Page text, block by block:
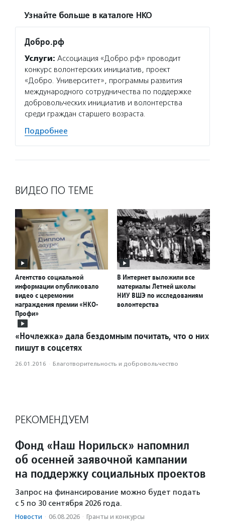
Узнайте больше в каталоге НКО
Добро.рф
Услуги: Ассоциация «Добро.рф» проводит
конкурс волонтерских инициатив, проект
«Добро. Университет», программы развития
международного сотрудничества по поддержке
добровольческих инициатив и волонтерства
среди граждан старшего возраста.
Подробнее
ВИДЕО ПО ТЕМЕ
Агентство социальной
информации опубликовало
видео с церемонии
награждения премии «НКО-
Профи»
В Интернет выложили все
материалы Летней школы
НИУ ВШЭ по исследованиям
волонтерства
«Ночлежка» дала бездомным почитать, что о них
пишут в соцсетях
26.01.2016 · Благотвори­тель­ность и доброволь­чест­во
РЕКОМЕНДУЕМ
Фонд «Наш Норильск» напомнил
об осенней заявочной кампании
на поддержку социальных проектов
Запрос на финансирование можно будет подать
с 5 по 30 сентября 2026 года.
Новости · 06.08.2026 · Гранты и конкурсы